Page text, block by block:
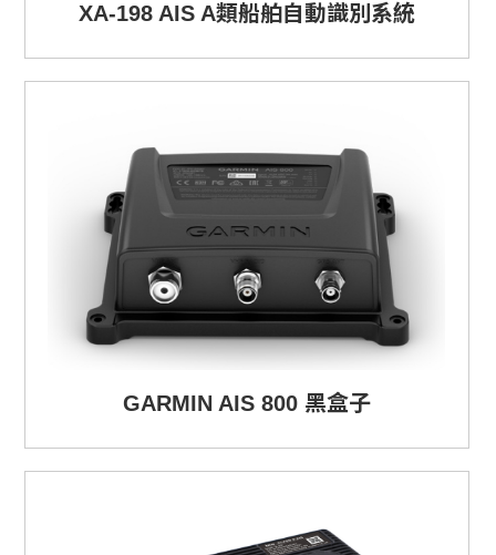
XA-198 AIS A類船舶自動識別系統
GARMIN AIS 800 黑盒子